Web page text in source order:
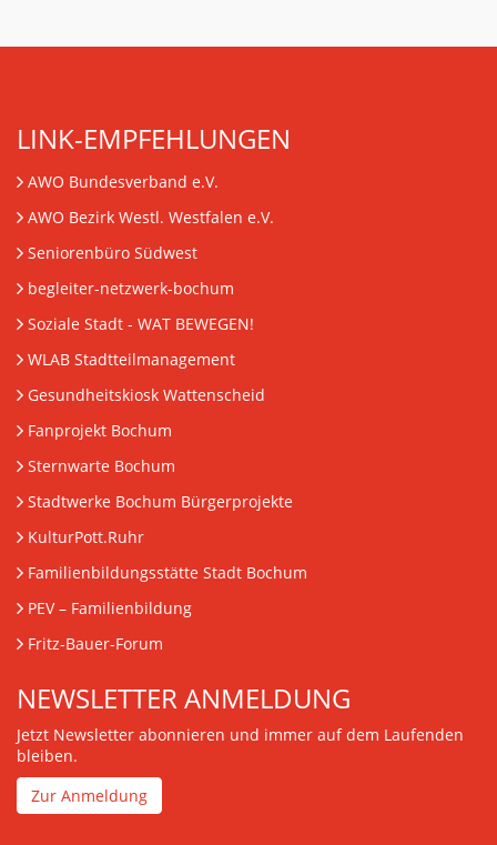
LINK-EMPFEHLUNGEN
AWO Bundesverband e.V.
AWO Bezirk Westl. Westfalen e.V.
Seniorenbüro Südwest
begleiter-netzwerk-bochum
Soziale Stadt - WAT BEWEGEN!
WLAB Stadtteilmanagement
Gesundheitskiosk Wattenscheid
Fanprojekt Bochum
Sternwarte Bochum
Stadtwerke Bochum Bürgerprojekte
KulturPott.Ruhr
Familienbildungsstätte Stadt Bochum
PEV– Familienbildung
Fritz-Bauer-Forum
NEWSLETTER ANMELDUNG
Jetzt Newsletter abonnieren und immer auf dem Laufenden
bleiben.
Zur Anmeldung